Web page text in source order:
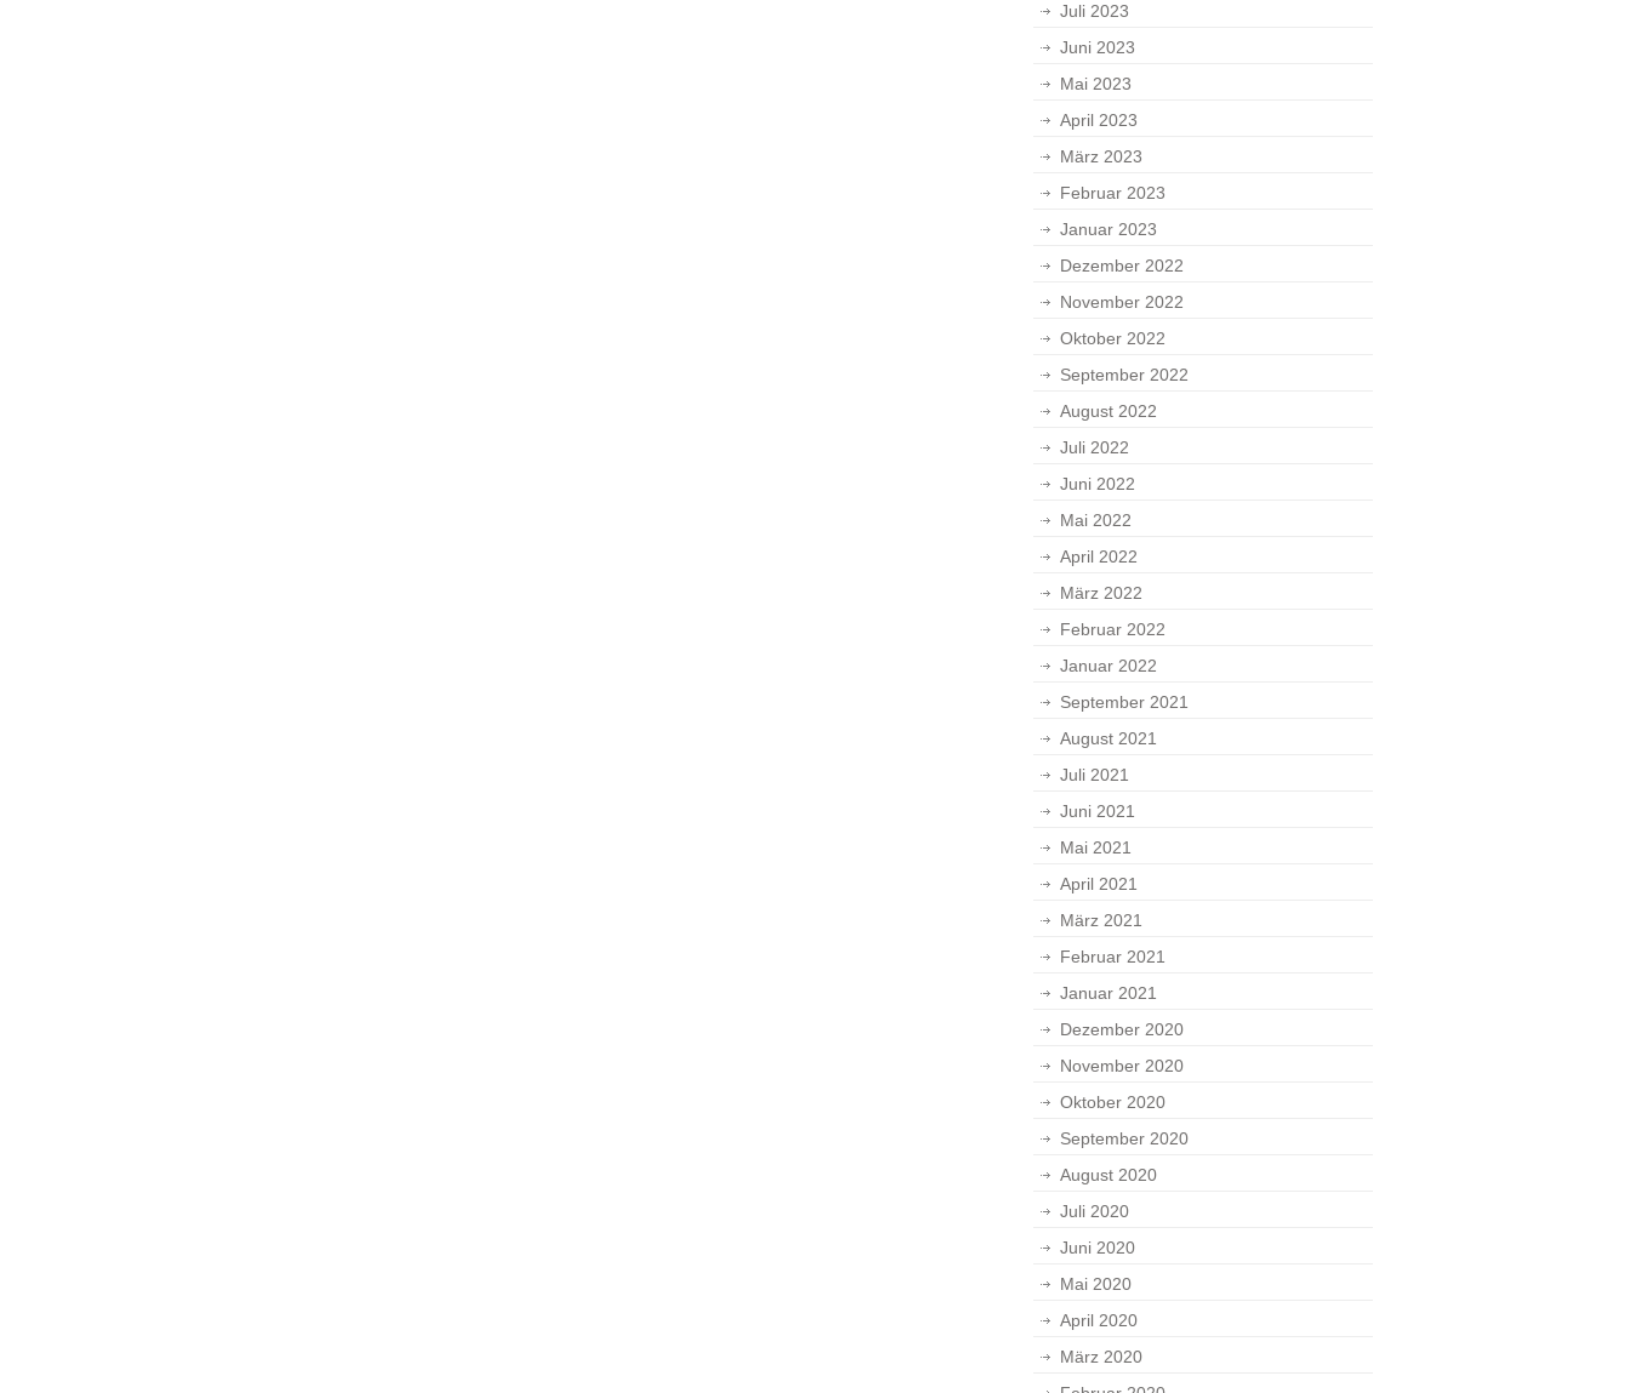
Juli 2023
Juni 2023
Mai 2023
April 2023
März 2023
Februar 2023
Januar 2023
Dezember 2022
November 2022
Oktober 2022
September 2022
August 2022
Juli 2022
Juni 2022
Mai 2022
April 2022
März 2022
Februar 2022
Januar 2022
September 2021
August 2021
Juli 2021
Juni 2021
Mai 2021
April 2021
März 2021
Februar 2021
Januar 2021
Dezember 2020
November 2020
Oktober 2020
September 2020
August 2020
Juli 2020
Juni 2020
Mai 2020
April 2020
März 2020